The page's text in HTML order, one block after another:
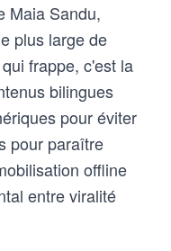
Maia Sandu,
plus large de
frappe, c'est la
bilingues
pour éviter
pour paraître
offline
entre viralité